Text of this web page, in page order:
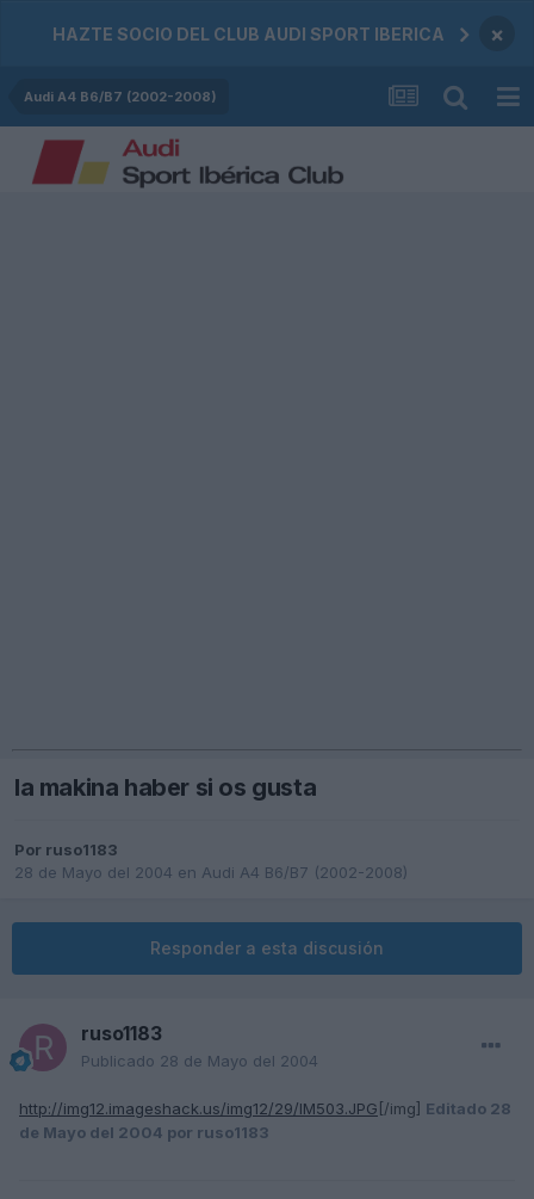
HAZTE SOCIO DEL CLUB AUDI SPORT IBERICA ×
Audi A4 B6/B7 (2002-2008)
la makina haber si os gusta
Por ruso1183
28 de Mayo del 2004 en Audi A4 B6/B7 (2002-2008)
Responder a esta discusión
ruso1183
Publicado 28 de Mayo del 2004
http://img12.imageshack.us/img12/29/IM503.JPG [/img] Editado 28
de Mayo del 2004 por ruso1183